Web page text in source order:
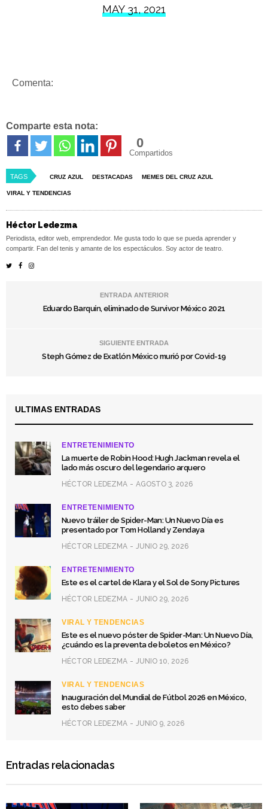
MAY 31, 2021
Comenta:
Comparte esta nota:
0
Compartidos
TAGS CRUZ AZUL DESTACADAS MEMES DEL CRUZ AZUL
VIRAL Y TENDENCIAS
Héctor Ledezma
Periodista, editor web, emprendedor. Me gusta todo lo que se pueda aprender y
compartir. Fan del tenis y amante de los espectáculos. Soy actor de teatro.
ENTRADA ANTERIOR
Eduardo Barquín, eliminado de Survivor México 2021
SIGUIENTE ENTRADA
Steph Gómez de Exatlón México murió por Covid-19
ULTIMAS ENTRADAS
ENTRETENIMIENTO
La muerte de Robin Hood: Hugh Jackman revela el
lado más oscuro del legendario arquero
HÉCTOR LEDEZMA AGOSTO 3, 2026
ENTRETENIMIENTO
Nuevo tráiler de Spider-Man: Un Nuevo Día es
presentado por Tom Holland y Zendaya
HÉCTOR LEDEZMA JUNIO 29, 2026
ENTRETENIMIENTO
Este es el cartel de Klara y el Sol de Sony Pictures
HÉCTOR LEDEZMA JUNIO 29, 2026
VIRAL Y TENDENCIAS
Este es el nuevo póster de Spider-Man: Un Nuevo Día,
¿cuándo es la preventa de boletos en México?
HÉCTOR LEDEZMA JUNIO 10, 2026
VIRAL Y TENDENCIAS
Inauguración del Mundial de Fútbol 2026 en México,
esto debes saber
HÉCTOR LEDEZMA JUNIO 9, 2026
Entradas relacionadas